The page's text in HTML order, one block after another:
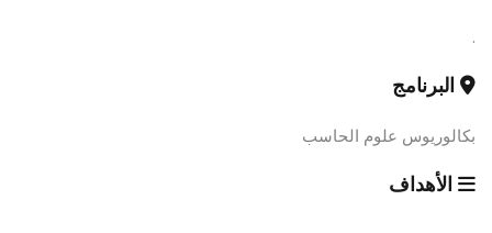
.
البرنامج
بكالوريوس علوم الحاسب
الأهداف